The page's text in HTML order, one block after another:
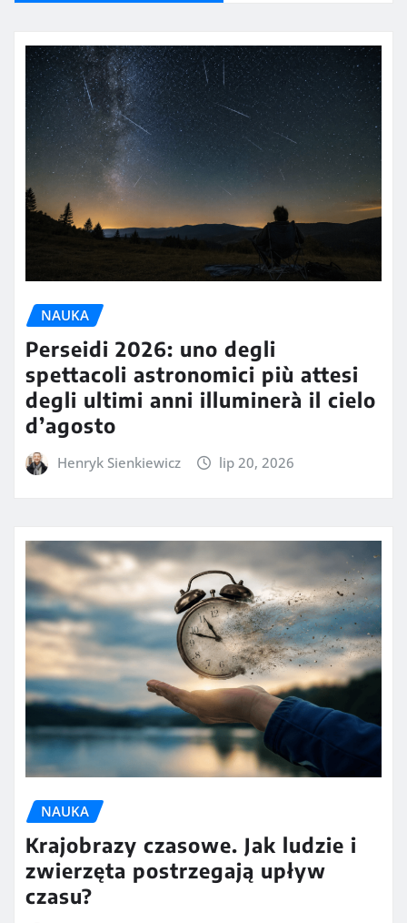
NAUKA
Perseidi 2026: uno degli
spettacoli astronomici più attesi
degli ultimi anni illuminerà il cielo
d’agosto
Henryk Sienkiewicz lip 20, 2026
NAUKA
Krajobrazy czasowe. Jak ludzie i
zwierzęta postrzegają upływ
czasu?